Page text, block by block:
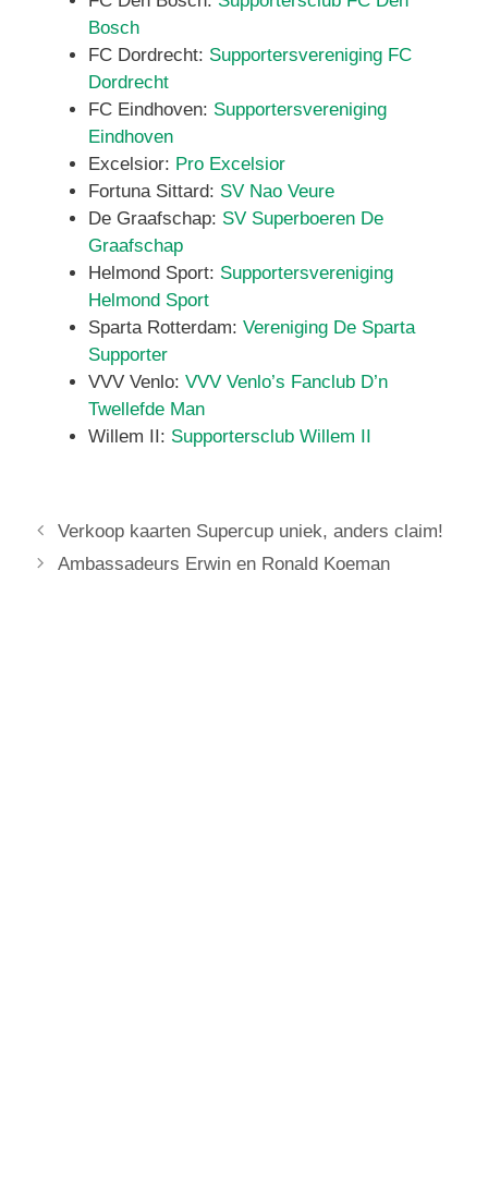
Bosch
FC Dordrecht: Supportersvereniging FC
Dordrecht
FC Eindhoven: Supportersvereniging
Eindhoven
Excelsior: Pro Excelsior
Fortuna Sittard: SV Nao Veure
De Graafschap: SV Superboeren De
Graafschap
Helmond Sport: Supportersvereniging
Helmond Sport
Sparta Rotterdam: Vereniging De Sparta
Supporter
VVV Venlo: VVV Venlo’s Fanclub D’n
Twellefde Man
Willem II: Supportersclub Willem II
Verkoop kaarten Supercup uniek, anders claim!
Ambassadeurs Erwin en Ronald Koeman